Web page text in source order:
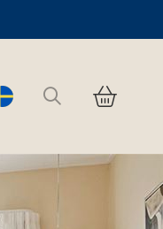
Change language
Sök